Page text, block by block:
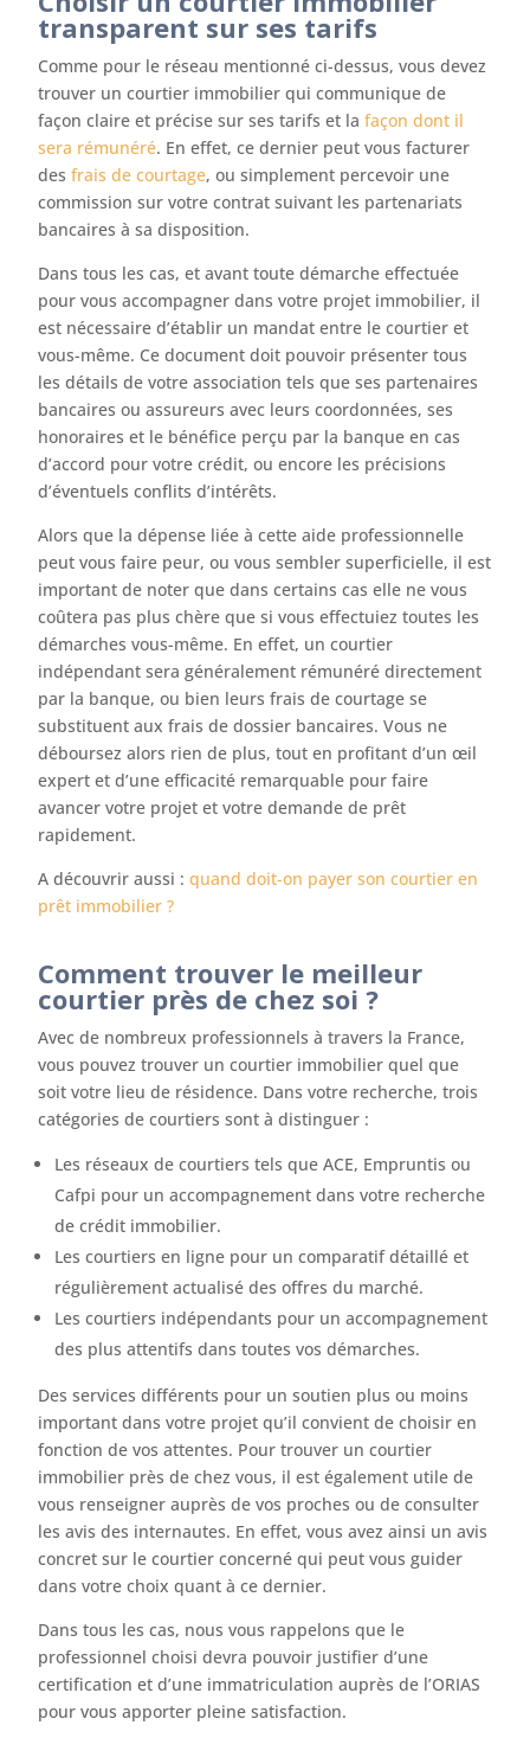
transparent sur ses tarifs
Comme pour le réseau mentionné ci-dessus, vous devez
trouver un courtier immobilier qui communique de
façon claire et précise sur ses tarifs et lafaçon dont il
sera rémunéré. En effet, ce dernier peut vous facturer
desfrais de courtage, ou simplement percevoir une
commission sur votre contrat suivant les partenariats
bancaires à sa disposition.
Dans tous les cas, et avant toute démarche effectuée
pour vous accompagner dans votre projet immobilier, il
est nécessaire d’établir un mandat entre le courtier et
vous-même. Ce document doit pouvoir présenter tous
les détails de votre association tels que ses partenaires
bancaires ou assureurs avec leurs coordonnées, ses
honoraires et le bénéfice perçu par la banque en cas
d’accord pour votre crédit, ou encore les précisions
d’éventuels conflits d’intérêts.
Alors que la dépense liée à cette aide professionnelle
peut vous faire peur, ou vous sembler superficielle, il est
important de noter que dans certains cas elle ne vous
coûtera pas plus chère que si vous effectuiez toutes les
démarches vous-même. En effet, un courtier
indépendant sera généralement rémunéré directement
par la banque, ou bien leurs frais de courtage se
substituent aux frais de dossier bancaires. Vous ne
déboursez alors rien de plus, tout en profitant d’un œil
expert et d’une efficacité remarquable pour faire
avancer votre projet et votre demande de prêt
rapidement.
A découvrir aussi :quand doit-on payer son courtier en
prêt immobilier ?
Comment trouver le meilleur
courtier près de chez soi ?
Avec de nombreux professionnels à travers la France,
vous pouvez trouver un courtier immobilier quel que
soit votre lieu de résidence. Dans votre recherche, trois
catégories de courtiers sont à distinguer :
Les réseaux de courtiers tels que ACE, Empruntis ou
Cafpi pour un accompagnement dans votre recherche
de crédit immobilier.
Les courtiers en ligne pour un comparatif détaillé et
régulièrement actualisé des offres du marché.
Les courtiers indépendants pour un accompagnement
des plus attentifs dans toutes vos démarches.
Des services différents pour un soutien plus ou moins
important dans votre projet qu’il convient de choisir en
fonction de vos attentes. Pour trouver un courtier
immobilier près de chez vous, il est également utile de
vous renseigner auprès de vos proches ou de consulter
les avis des internautes. En effet, vous avez ainsi un avis
concret sur le courtier concerné qui peut vous guider
dans votre choix quant à ce dernier.
Dans tous les cas, nous vous rappelons que le
professionnel choisi devra pouvoir justifier d’une
certification et d’une immatriculation auprès de l’ORIAS
pour vous apporter pleine satisfaction.